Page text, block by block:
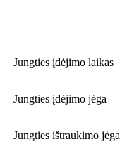
Jungties įdėjimo laikas
Jungties įdėjimo jėga
Jungties ištraukimo jėga